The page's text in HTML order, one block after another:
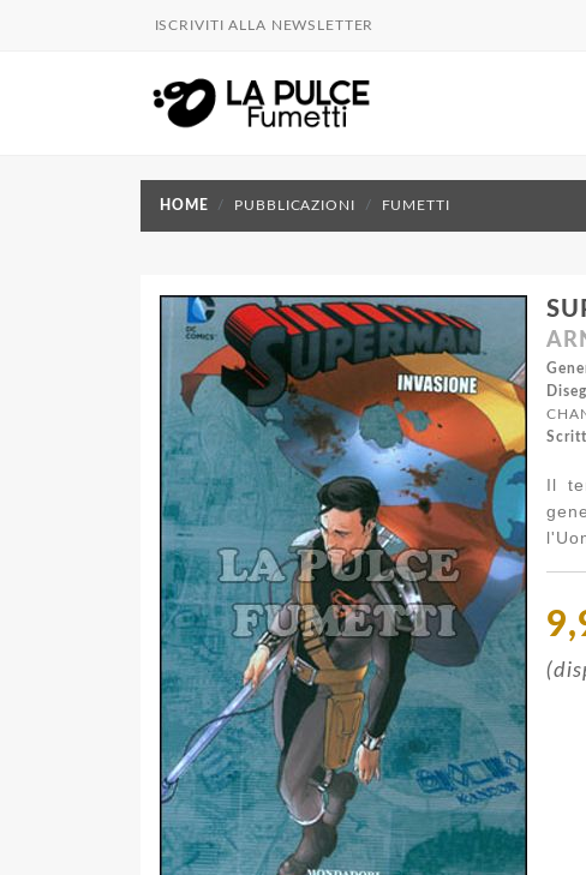
ISCRIVITI ALLA NEWSLETTER
HOME PUBBLICAZIONI FUMETTI
Il